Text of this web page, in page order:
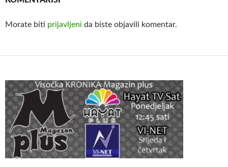
Morate biti prijavljeni da biste objavili komentar.